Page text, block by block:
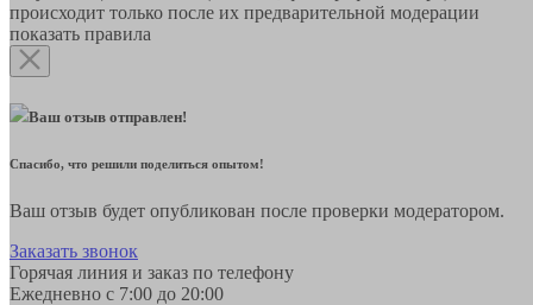
происходит только после их предварительной модерации
показать правила
Ваш отзыв отправлен!
Спасибо, что решили поделиться опытом!
Ваш отзыв будет опубликован после проверки модератором.
Заказать звонок
Горячая линия и заказ по телефону
Ежедневно с 7:00 до 20:00